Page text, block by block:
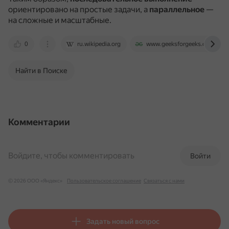
ориентировано на простые задачи, а параллельное —
на сложные и масштабные.
0 ru.wikipedia.org www.geeksforgeeks.org
Найти в Поиске
Комментарии
Войти
Войдите, чтобы комментировать
© 2026 ООО «Яндекс» Пользовательское соглашение Связаться с нами
Задать новый вопрос